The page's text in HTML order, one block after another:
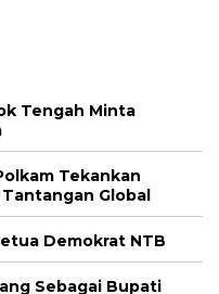
Tengah Minta
Tekankan
Global
Demokrat NTB
Sebagai Bupati